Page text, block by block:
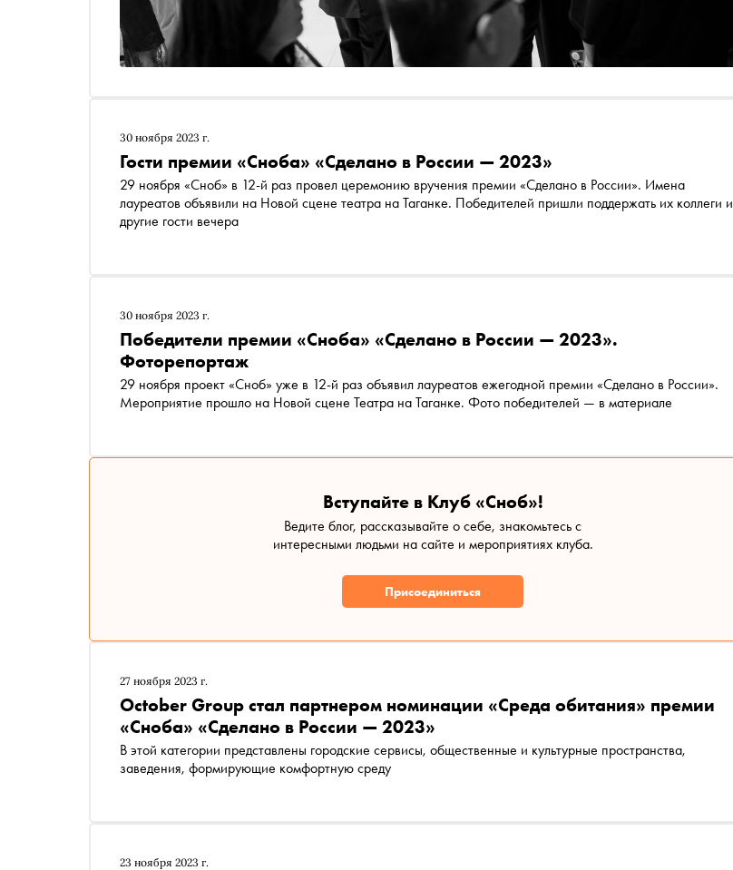
30 ноября 2023 г.
Гости премии «Сноба» «Сделано в России — 2023»
29 ноября «Сноб» в 12-й раз провел церемонию вручения премии «Сделано в России». Имена
лауреатов объявили на Новой сцене театра на Таганке. Победителей пришли поддержать их коллеги и
другие гости вечера
30 ноября 2023 г.
Победители премии «Сноба» «Сделано в России — 2023».
Фоторепортаж
29 ноября проект «Сноб» уже в 12-й раз объявил лауреатов ежегодной премии «Сделано в России».
Мероприятие прошло на Новой сцене Театра на Таганке. Фото победителей — в материале
Вступайте в Клуб «Сноб»!
Ведите блог, рассказывайте о себе, знакомьтесь с
интересными людьми на сайте и мероприятиях клуба.
Присоединиться
27 ноября 2023 г.
October Group стал партнером номинации «Среда обитания» премии
«Сноба» «Сделано в России — 2023»
В этой категории представлены городские сервисы, общественные и культурные пространства,
заведения, формирующие комфортную среду
23 ноября 2023 г.